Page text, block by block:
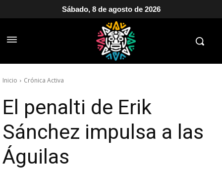
Sábado, 8 de agosto de 2026
Inicio Crónica Activa
El penalti de Erik
Sánchez impulsa a las
Águilas